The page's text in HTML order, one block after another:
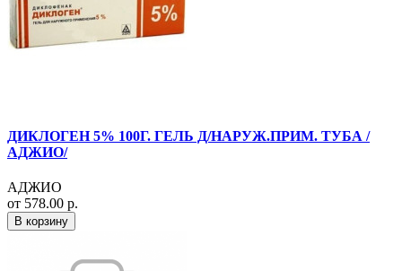
ДИКЛОГЕН 5% 100Г. ГЕЛЬ Д/НАРУЖ.ПРИМ. ТУБА /
АДЖИО/
АДЖИО
от 578.00 р.
В корзину